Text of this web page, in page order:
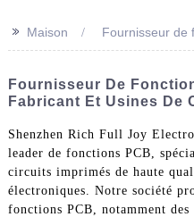
>> Maison Fournisseur de
Fournisseur De
Fabricant Et Usines De
Shenzhen Rich Full Joy
leader de fonctions PCB,
circuits imprimés de haute
électroniques. Notre société
fonctions PCB, notamment